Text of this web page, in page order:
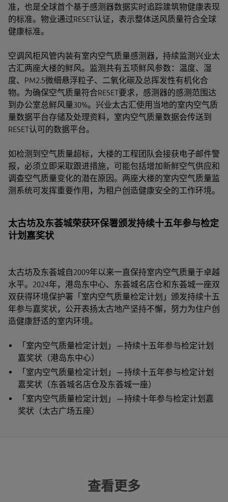
准，也是全球首个基于感测器数据实时追踪建筑物健康表现
的标准。物业通过RESET认证，表示整体送风质量符合全球
健康标准。
空调风柜风管内装有室内空气质量感测器，持续监测兴业太
古汇两座大楼的鲜风。监测共有五项鲜风参数：温度、湿
度、PM2.5微细悬浮粒子、二氧化碳及总挥发性有机化合
物。为确保空气质量符合RESET要求，感测器的感测范围达
到办公室总鲜风量30%。兴业太古汇使用当地的室内空气质
量数据平台存储及处理资料，室内空气质量数据会传送到
RESET认可的数据平台。
如检测到空气质量超标，大楼的工程团队会接获电子邮件警
报，必须立即采取跟进措施，可能包括增加新鲜空气供应和
调查空气质量变化的潜在原因。两座大楼的室内空气质量监
测系统可发挥重要作用，为租户创造健康安全的工作环境。
太古坊及东荟城荣获环保署颁发持续十五年参与检定
计划嘉奖状
太古坊及东荟城自2009年以来一直保持室内空气质量于卓越
水平。2024年，港岛东中心、东荟城名店仓和东荟城一座双
双获得环境保护署「室内空气质量检定计划」颁发持续十五
年参与嘉奖状，公开表扬太古地产坚持不懈，努力为住户创
造健康舒适的室内环境。
「室内空气质量检定计划」 ─ 持续十五年参与检定计划
嘉奖状（港岛东中心）
「室内空气质量检定计划」 ─ 持续十五年参与检定计划
嘉奖状（东荟城名店仓及东荟城一座）
「室内空气质量检定计划」 ─ 持续十年参与检定计划嘉
奖状（太古广场五座）
查看更多